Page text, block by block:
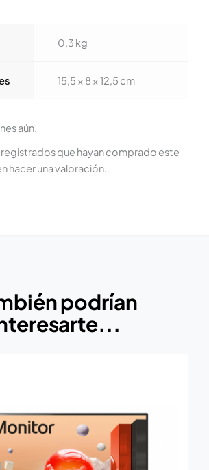
0,3 kg
15,5 × 8 × 12,5 cm
aún.
registrados que hayan comprado este
hacer una valoración.
podrían